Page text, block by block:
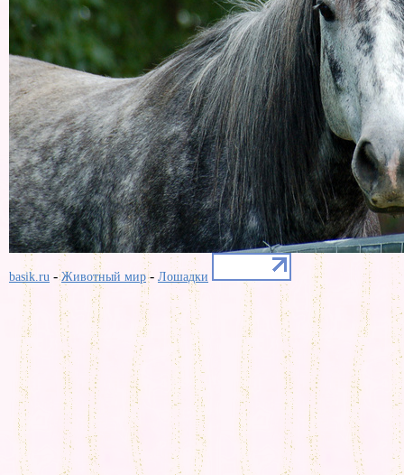
basik.ru -Животный мир- Лошадки